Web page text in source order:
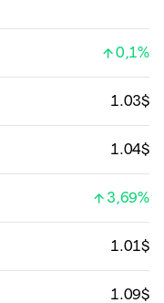
0,1%
1.03$
1.04$
3,69%
1.01$
1.09$